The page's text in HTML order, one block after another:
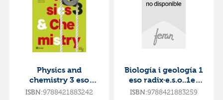
Physics and
chemistry 3 eso
radix·e.s.o..3er
ISBN:9788421883242
Biología i geología 1
eso radix·e.s.o..1er
curso·radix cat
ISBN:9788421883259